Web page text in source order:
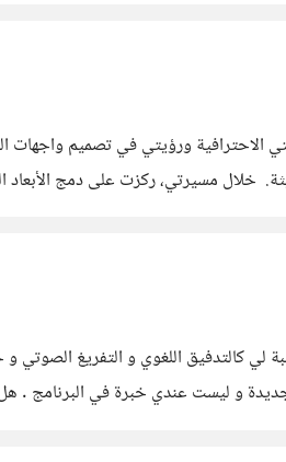
وبناء الهويات البصرية لبرمجيات وتطبيقات الذكاء الاصطناعي الحديثة. خلال
الأبعاد البصرية.
لي كالتدفيق اللغوي و التفريغ الصوتي
جديدة و ليست عندي خبرة في البرنامج .